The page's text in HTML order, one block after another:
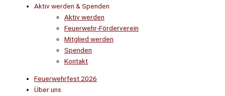
Aktiv werden & Spenden
Aktiv werden
Feuerwehr-Förderverein
Mitglied werden
Spenden
Kontakt
Feuerwehrfest 2026
Über uns